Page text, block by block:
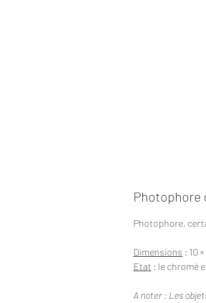
Photophore
Photophore,
Dimensions : 10
Etat : le chromé
A noter : Les